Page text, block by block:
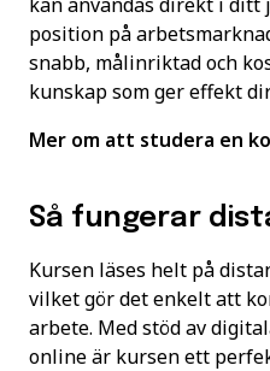
position på
snabb, målinriktad och
kunskap som ger effekt
Mer om att studera en
Så fungerar
Kursen läses helt på
vilket gör det enkelt att
arbete. Med stöd av
online är kursen ett